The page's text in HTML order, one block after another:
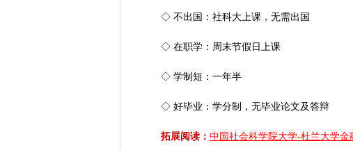
◇ 不出国：社科大上课，无需出国
◇ 在职学：周末节假日上课
◇ 学制短：一年半
◇ 好毕业：学分制，无毕业论文及答辩
拓展阅读： 中国社会科学院大学-杜兰大学